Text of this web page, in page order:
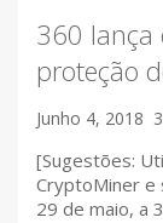
360 lança
proteção
Junho 4, 2018
[Sugestões:
CryptoMiner e
29 de maio, a